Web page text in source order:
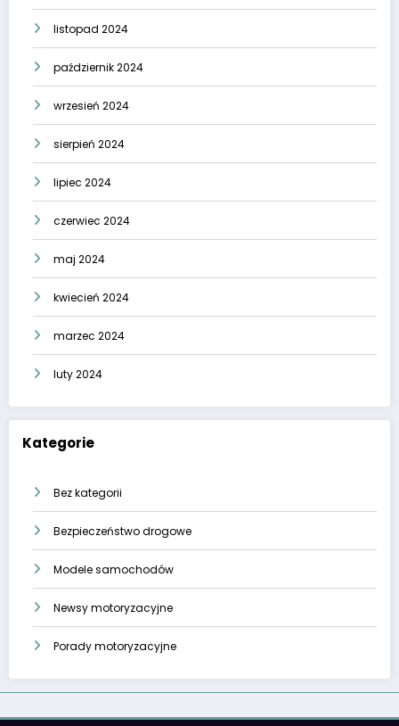
listopad 2024
październik 2024
wrzesień 2024
sierpień 2024
lipiec 2024
czerwiec 2024
maj 2024
kwiecień 2024
marzec 2024
luty 2024
Kategorie
Bez kategorii
Bezpieczeństwo drogowe
Modele samochodów
Newsy motoryzacyjne
Porady motoryzacyjne